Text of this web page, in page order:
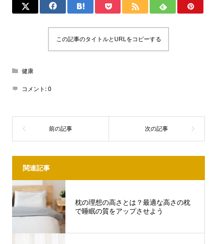
この記事のタイトルとURLをコピーする
健康
コメント:0
関連記事
枕の理想の高さとは？最適な高さの枕
で睡眠の質をアップさせよう